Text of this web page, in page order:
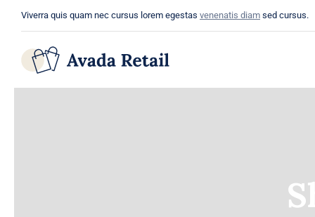
content
Viverra quis quam nec cursus lorem egestas venenatis diam sed cursus.